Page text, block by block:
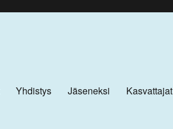
Yhdistys Jäseneksi Kasvattajat